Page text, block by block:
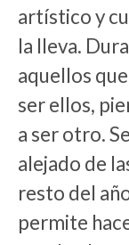
artístico y
la lleva.
aquellos
ser ellos,
a ser otro.
alejado de
resto del
permite